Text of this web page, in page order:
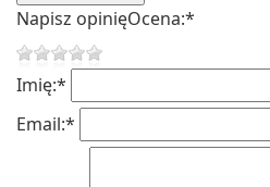
Napisz opinięOcena:*
Imię:*
Email:*